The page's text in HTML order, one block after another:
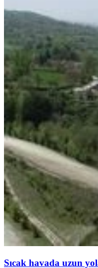
Sıcak havada uzun